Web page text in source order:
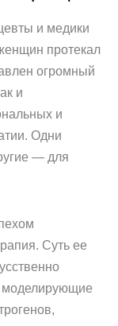
и медики
протекал
огромный
и
и
Одни
— для
Суть ее
моделирующие